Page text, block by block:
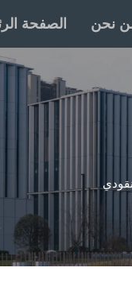
الصفحة نحن